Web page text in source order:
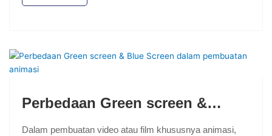
Perbedaan Green screen &…
Dalam pembuatan video atau film khususnya animasi,